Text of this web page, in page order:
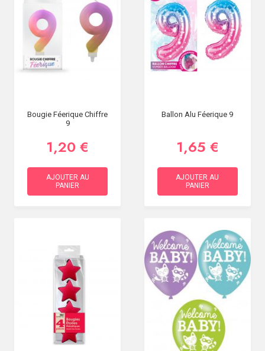
Bougie Féerique Chiffre
9
1,20 €
AJOUTER AU
PANIER
Ballon Alu Féerique 9
1,65 €
AJOUTER AU
PANIER